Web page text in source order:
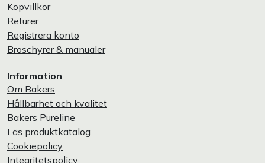
Köpvillkor
Returer
Registrera konto
Broschyrer & manualer
Information
Om Bakers
Hållbarhet och kvalitet
Bakers Pureline
Läs produktkatalog
Cookiepolicy
Integritetspolicy